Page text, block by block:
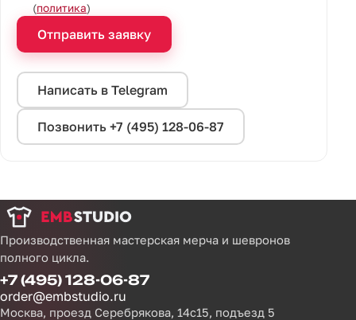
(политика)
Отправить заявку
Написать в Telegram
Позвонить +7 (495) 128-06-87
Производственная мастерская мерча и шевронов
полного цикла.
+7 (495) 128-06-87
order@embstudio.ru
Москва, проезд Серебрякова, 14с15, подъезд 5